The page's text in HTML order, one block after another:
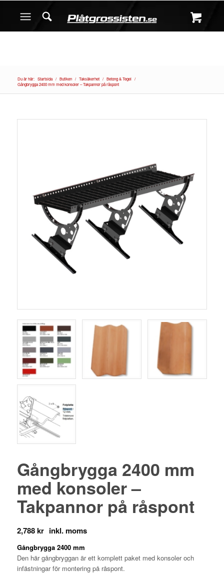
Du är här: Startsida / Butiken / Taksäkerhet / Betong & Tegel /
Gångbrygga 2400 mm med konsoler – Takpannor på råspont
Gångbrygga 2400 mm
med konsoler –
Takpannor på råspont
2,788kr
Gångbrygga 2400 mm
Den här gångbryggan är ett komplett paket med konsoler och
infästningar för montering på råspont.